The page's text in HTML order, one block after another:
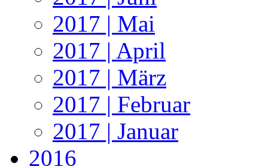
2017 | Mai
2017 | April
2017 | März
2017 | Februar
2017 | Januar
2016